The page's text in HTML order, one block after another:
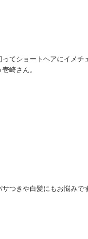
ってショートヘアにイメ
崎さん。
つきや白髪にもお悩みです